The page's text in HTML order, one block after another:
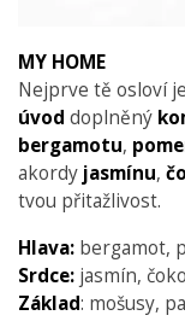
MY HOME
Nejprve tě osloví
úvod doplněný
bergamotu,
akordy jasmínu,
tvou přitažlivost.
Hlava: bergamot,
Srdce: jasmín,
Základ: mošusy,